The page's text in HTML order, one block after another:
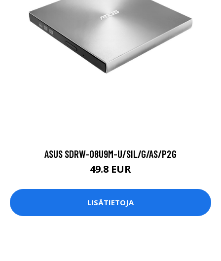
ASUS SDRW-08U9M-U/SIL/G/AS/P2G
49.8 EUR
LISÄTIETOJA